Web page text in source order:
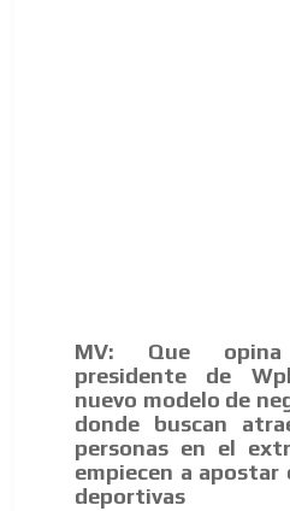
MV: Que
presidente de
nuevo modelo de
donde buscan
personas en el
empiecen a apostar
deportivas